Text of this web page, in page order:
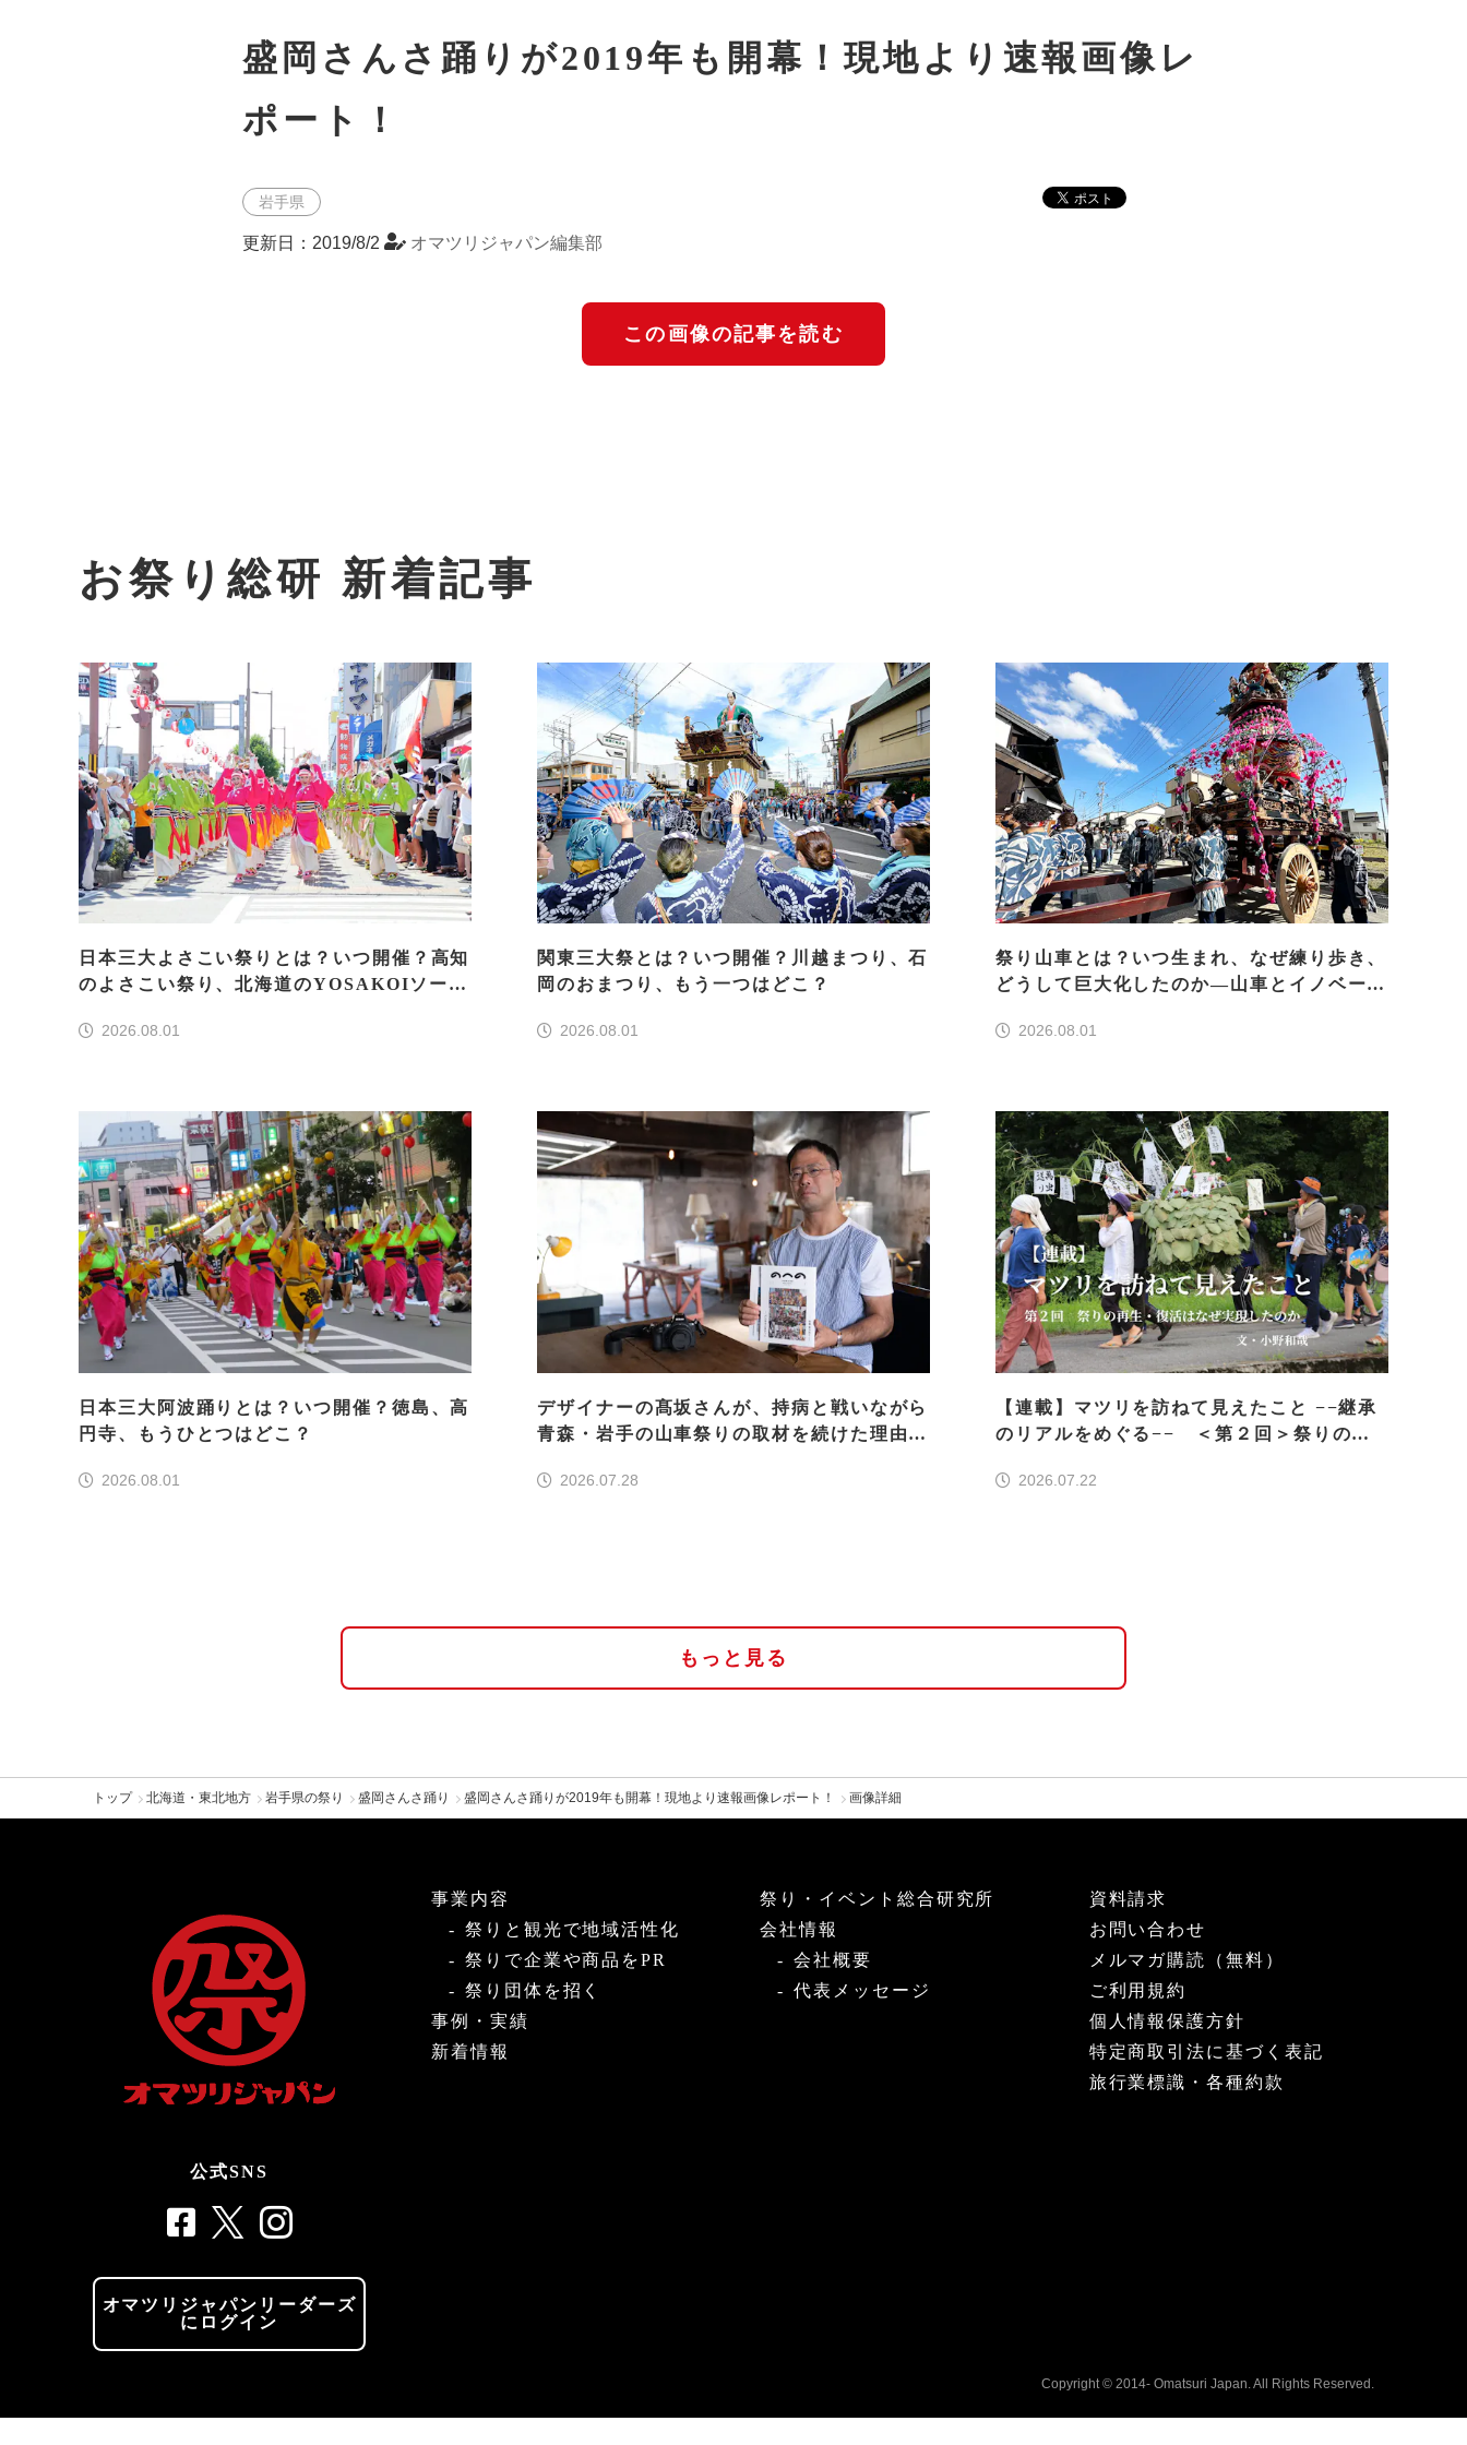
盛岡さんさ踊りが2019年も開幕！現地より速報画像レ
ポート！
岩手県
更新日：2019/8/2 オマツリジャパン編集部
この画像の記事を読む
お祭り総研 新着記事
日本三大よさこい祭りとは？いつ開催？高知
のよさこい祭り、北海道のYOSAKOIソーラ
2026.08.01
関東三大祭とは？いつ開催？川越まつり、石
岡のおまつり、もう一つはどこ？
2026.08.01
祭り山車とは？いつ生まれ、なぜ練り歩き、
どうして巨大化したのか―山車とイノベーシ
2026.08.01
日本三大阿波踊りとは？いつ開催？徳島、高
円寺、もうひとつはどこ？
2026.08.01
デザイナーの髙坂さんが、持病と戦いながら
青森・岩手の山車祭りの取材を続けた理由
2026.07.28
【連載】マツリを訪ねて見えたこと −−継承
のリアルをめぐる−− ＜第２回＞祭りの再
2026.07.22
もっと見る
トップ 北海道・東北地方 岩手県の祭り 盛岡さんさ踊り 盛岡さんさ踊りが2019年も開幕！現地より速報画像レポート！ 画像詳細
公式SNS
オマツリジャパンリーダーズ
にログイン
事業内容
祭りと観光で地域活性化
祭りで企業や商品をPR
祭り団体を招く
事例・実績
新着情報
祭り・イベント総合研究所
会社情報
会社概要
代表メッセージ
資料請求
お問い合わせ
メルマガ購読（無料）
ご利用規約
個人情報保護方針
特定商取引法に基づく表記
旅行業標識・各種約款
Copyright © 2014- Omatsuri Japan. All Rights Reserved.